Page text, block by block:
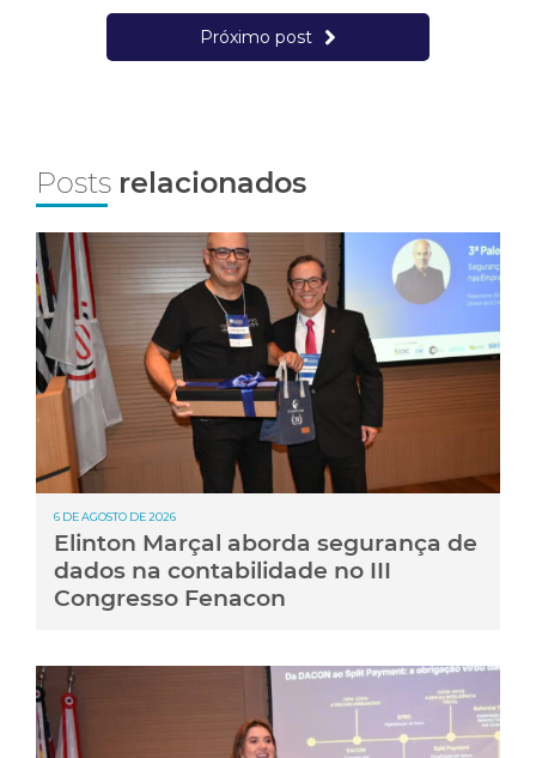
Próximo post
Posts relacionados
6 DE AGOSTO DE 2026
Elinton Marçal aborda segurança de
dados na contabilidade no III
Congresso Fenacon